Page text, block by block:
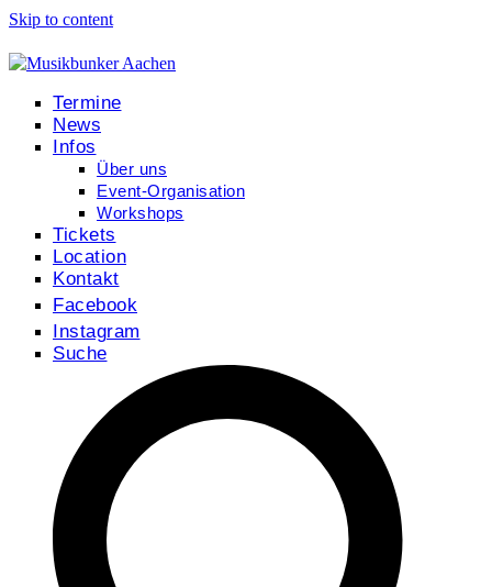
Skip to content
Termine
News
Infos
Über uns
Event-Organisation
Workshops
Tickets
Location
Kontakt
Facebook
Instagram
Suche